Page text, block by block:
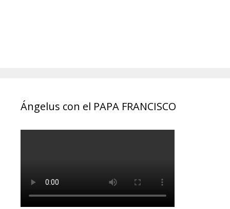
Ángelus con el PAPA FRANCISCO